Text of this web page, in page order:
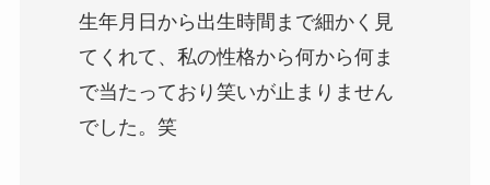
生年月日から出生時間まで細かく見
てくれて、私の性格から何から何ま
で当たっており笑いが止まりません
でした。笑